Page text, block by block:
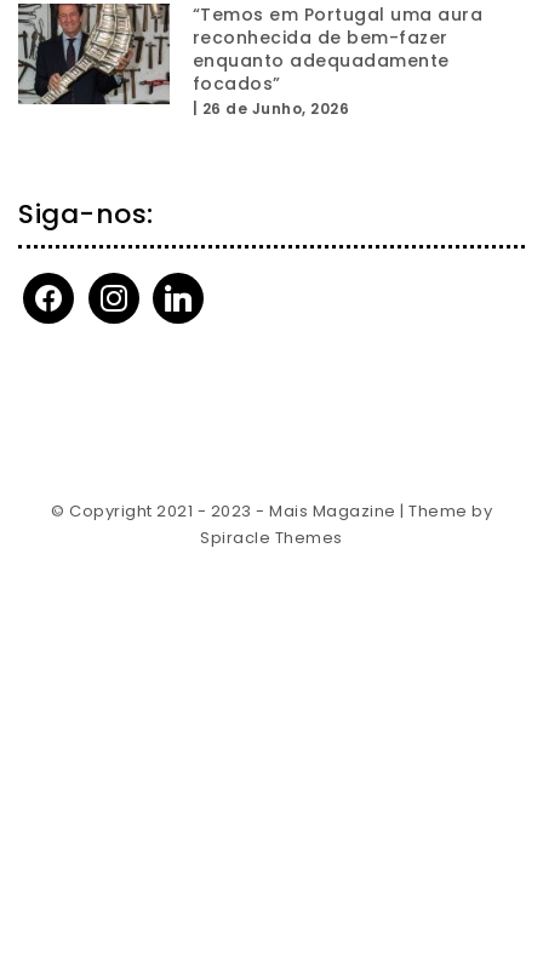
“Temos em Portugal uma aura
reconhecida de bem-fazer
enquanto adequadamente
focados”
26 de Junho, 2026
Siga-nos:
facebookinstagramlinkedin
© Copyright 2021 - 2023 - Mais Magazine | Theme by
Spiracle Themes